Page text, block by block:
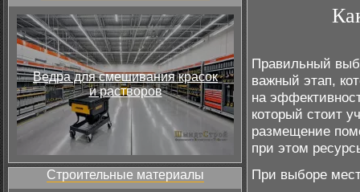
Ведра для смешивания красок
и растворов
Строительные материалы
Правильный
важный этап,
на
который стоит
размещение
при этом
При выборе